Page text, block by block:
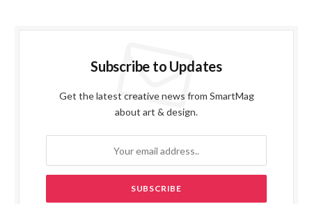
Subscribe to Updates
Get the latest creative news from SmartMag
about art & design.